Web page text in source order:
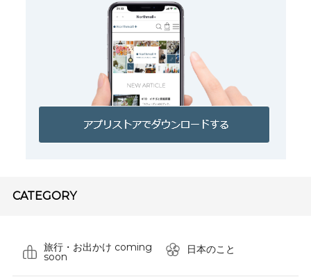
CATEGORY
旅行・お出かけ coming
soon
日本のこと